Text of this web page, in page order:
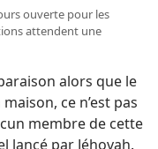
ouverte pour les
attendent une
alors que le
ce n’est pas
membre de cette
lancé par Jéhovah.